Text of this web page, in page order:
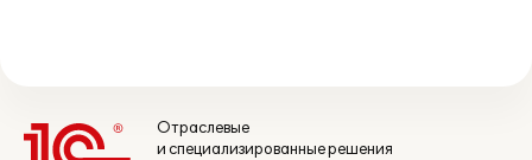
Отраслевые
и специализированные решения